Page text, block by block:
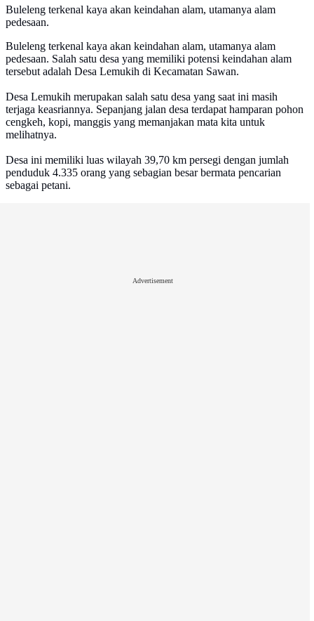
Buleleng terkenal kaya akan keindahan alam, utamanya alam
pedesaan.
Buleleng terkenal kaya akan keindahan alam, utamanya alam
pedesaan. Salah satu desa yang memiliki potensi keindahan alam
tersebut adalah Desa Lemukih di Kecamatan Sawan.
Desa Lemukih merupakan salah satu desa yang saat ini masih
terjaga keasriannya. Sepanjang jalan desa terdapat hamparan pohon
cengkeh, kopi, manggis yang memanjakan mata kita untuk
melihatnya.
Desa ini memiliki luas wilayah 39,70 km persegi dengan jumlah
penduduk 4.335 orang yang sebagian besar bermata pencarian
sebagai petani.
Advertisement